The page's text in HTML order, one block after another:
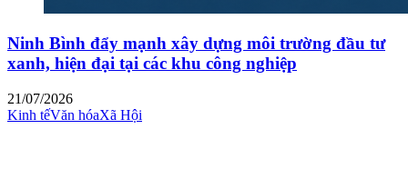
Ninh Bình đẩy mạnh xây dựng môi trường đầu tư
xanh, hiện đại tại các khu công nghiệp
21/07/2026
Kinh tếVăn hóaXã Hội